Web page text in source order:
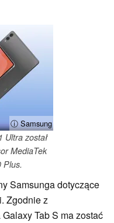
ⓘ Samsung
Ultra został
MediaTek
Plus.
Samsunga dotyczące
Zgodnie z
Tab S ma zostać